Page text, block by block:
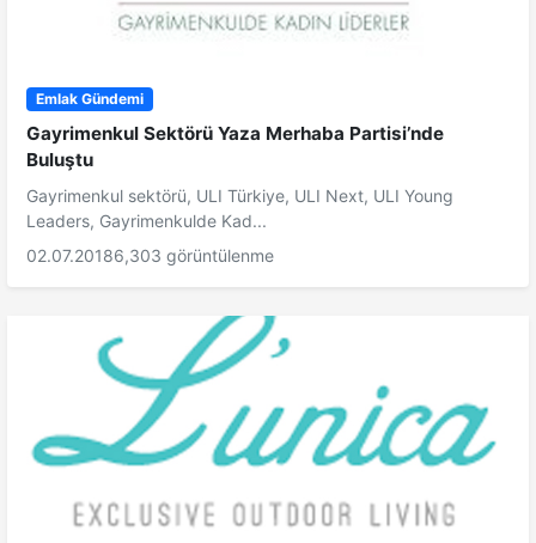
Emlak Gündemi
Gayrimenkul Sektörü Yaza Merhaba Partisi’nde
Buluştu
Gayrimenkul sektörü, ULI Türkiye, ULI Next, ULI Young
Leaders, Gayrimenkulde Kad...
02.07.20186,303 görüntülenme